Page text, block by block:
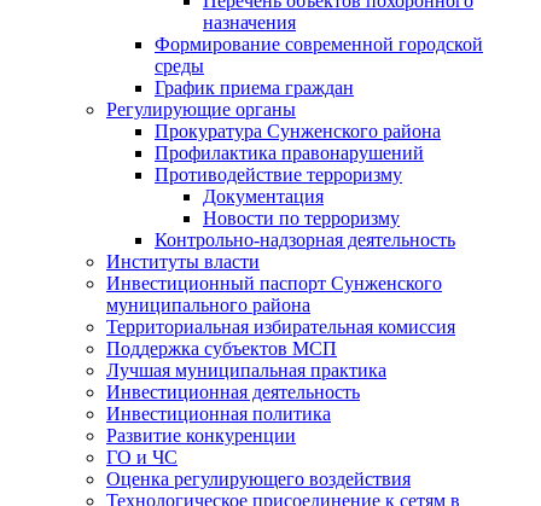
назначения
Формирование современной городской
среды
График приема граждан
Регулирующие органы
Прокуратура Сунженского района
Профилактика правонарушений
Противодействие терроризму
Документация
Новости по терроризму
Контрольно-надзорная деятельность
Институты власти
Инвестиционный паспорт Сунженского
муниципального района
Территориальная избирательная комиссия
Поддержка субъектов МСП
Лучшая муниципальная практика
Инвестиционная деятельность
Инвестиционная политика
Развитие конкуренции
ГО и ЧС
Оценка регулирующего воздействия
Технологическое присоединение к сетям в